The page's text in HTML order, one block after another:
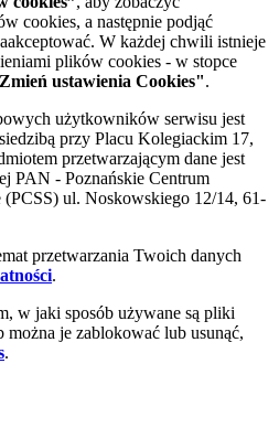
cookies, a następnie podjąć
W każdej chwili istnieje
plików cookies - w stopce
ustawienia Cookies".
użytkowników serwisu jest
przy Placu Kolegiackim 17,
przetwarzającym dane jest
PAN - Poznańskie Centrum
ul. Noskowskiego 12/14, 61-
przetwarzania Twoich danych
.
w jaki sposób używane są pliki
można je zablokować lub usunąć,
.